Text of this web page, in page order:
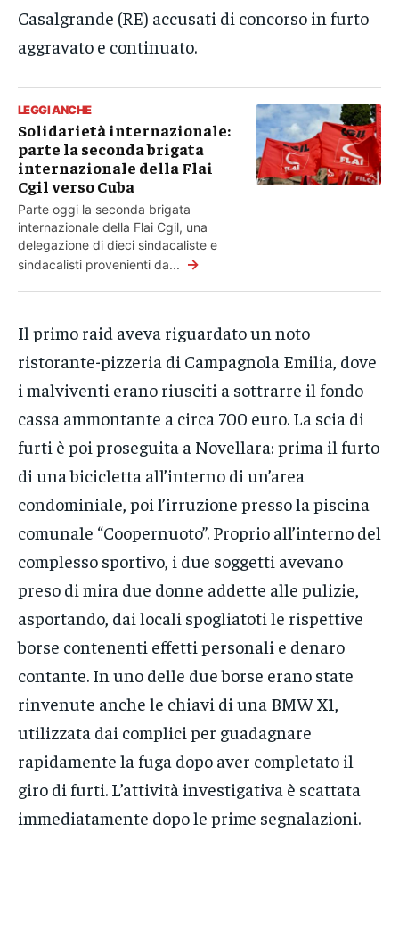
Casalgrande (RE) accusati di concorso in furto
aggravato e continuato.
LEGGI ANCHE
Solidarietà internazionale:
parte la seconda brigata
internazionale della Flai
Cgil verso Cuba
Parte oggi la seconda brigata
internazionale della Flai Cgil, una
delegazione di dieci sindacaliste e
sindacalisti provenienti da... →
Il primo raid aveva riguardato un noto
ristorante-pizzeria di Campagnola Emilia, dove
i malviventi erano riusciti a sottrarre il fondo
cassa ammontante a circa 700 euro. La scia di
furti è poi proseguita a Novellara: prima il furto
di una bicicletta all’interno di un’area
condominiale, poi l’irruzione presso la piscina
comunale “Coopernuoto”. Proprio all’interno del
complesso sportivo, i due soggetti avevano
preso di mira due donne addette alle pulizie,
asportando, dai locali spogliatoti le rispettive
borse contenenti effetti personali e denaro
contante. In uno delle due borse erano state
rinvenute anche le chiavi di una BMW X1,
utilizzata dai complici per guadagnare
rapidamente la fuga dopo aver completato il
giro di furti. L’attività investigativa è scattata
immediatamente dopo le prime segnalazioni.